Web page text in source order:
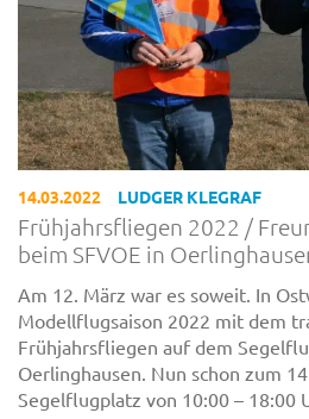
14.03.2022 LUDGER KLEGRAF
Frühjahrsfliegen 2022 /
beim SFVOE in
Am 12. März war es soweit. In
Modellflugsaison 2022 mit dem
Frühjahrsfliegen auf dem
Oerlinghausen. Nun schon zum
Segelflugplatz von 10:00 – 18:00